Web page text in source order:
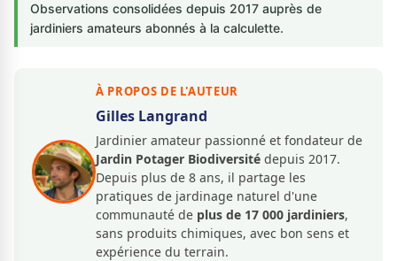
Observations consolidées depuis 2017 auprès de
jardiniers amateurs abonnés à la calculette.
À PROPOS DE L'AUTEUR
Gilles Langrand
Jardinier amateur passionné et fondateur de
Jardin Potager Biodiversité depuis 2017.
Depuis plus de 8 ans, il partage les
pratiques de jardinage naturel d'une
communauté de plus de 17 000 jardiniers,
sans produits chimiques, avec bon sens et
expérience du terrain.